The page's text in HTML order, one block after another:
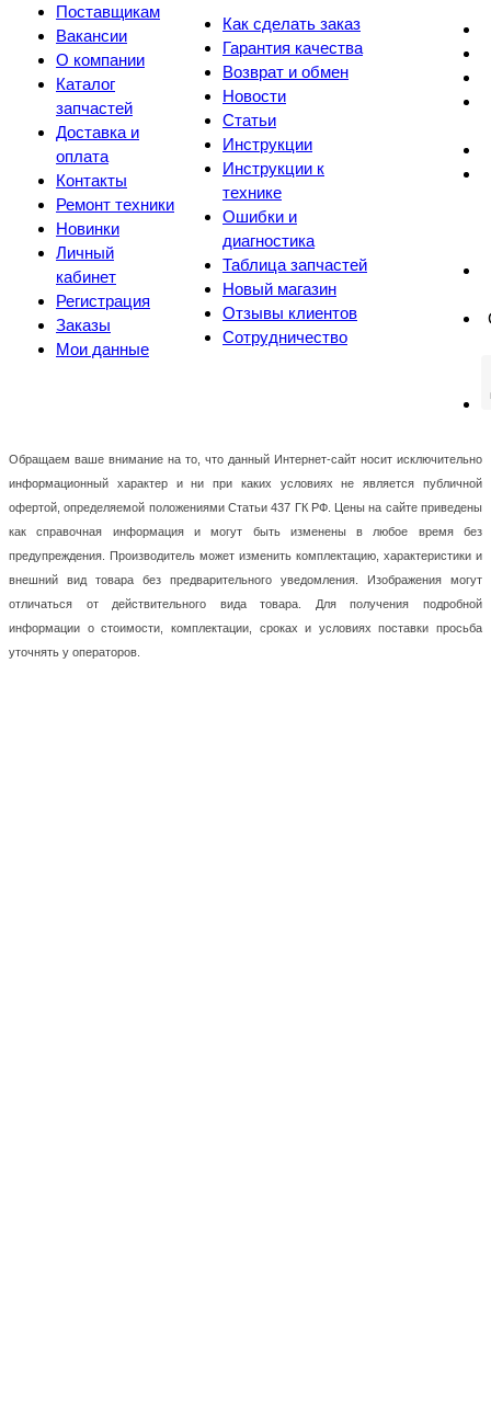
Поставщикам
Вакансии
О компании
Каталог
запчастей
Доставка и
оплата
Контакты
Ремонт техники
Новинки
Личный
кабинет
Регистрация
Заказы
Мои данные
Как сделать заказ
Гарантия качества
Возврат и обмен
Новости
Статьи
Инструкции
Инструкции к
технике
Ошибки и
диагностика
Таблица запчастей
Новый магазин
Отзывы клиентов
Сотрудничество
Обращаем ваше внимание на то, что данный Интернет-сайт носит исключительно
информационный характер и ни при каких условиях не является публичной
офертой, определяемой положениями Статьи 437 ГК РФ. Цены на сайте приведены
как справочная информация и могут быть изменены в любое время без
предупреждения. Производитель может изменить комплектацию, характеристики и
внешний вид товара без предварительного уведомления. Изображения могут
отличаться от действительного вида товара. Для получения подробной
информации о стоимости, комплектации, сроках и условиях поставки просьба
уточнять у операторов.